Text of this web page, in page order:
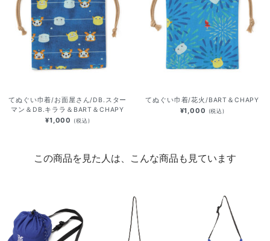
てぬぐい巾着/お面屋さん/DB.スター
マン＆DB.キララ＆BART＆CHAPY
¥1,000 (税込)
てぬぐい巾着/花火/BART＆CHAPY
¥1,000 (税込)
この商品を見た人は、こんな商品も見ています